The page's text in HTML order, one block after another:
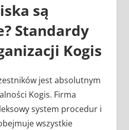
są
Standardy
Kogis
jest absolutnym
Kogis. Firma
system procedur i
wszystkie